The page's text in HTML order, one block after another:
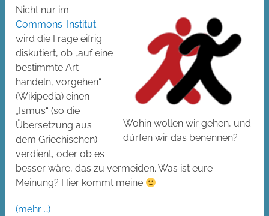
Wohin wollen wir gehen, und
dürfen wir das benennen?
Nicht nur im
Commons-Institut
wird die Frage eifrig
diskutiert, ob „auf eine
bestimmte Art
handeln, vorgehen“
(Wikipedia) einen
„Ismus“ (so die
Übersetzung aus
dem Griechischen)
verdient, oder ob es
besser wäre, das zu vermeiden. Was ist eure
Meinung? Hier kommt meine
(mehr …)